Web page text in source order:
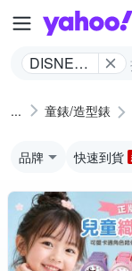
DISNEY
童錶/造型錶
品牌 快速到貨